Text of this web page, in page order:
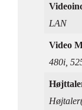
LAN
Video
480i,